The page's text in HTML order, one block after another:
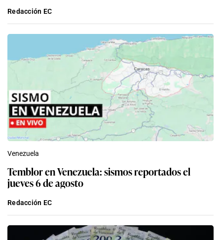
Redacción EC
Venezuela
Temblor en Venezuela: sismos reportados el
jueves 6 de agosto
Redacción EC